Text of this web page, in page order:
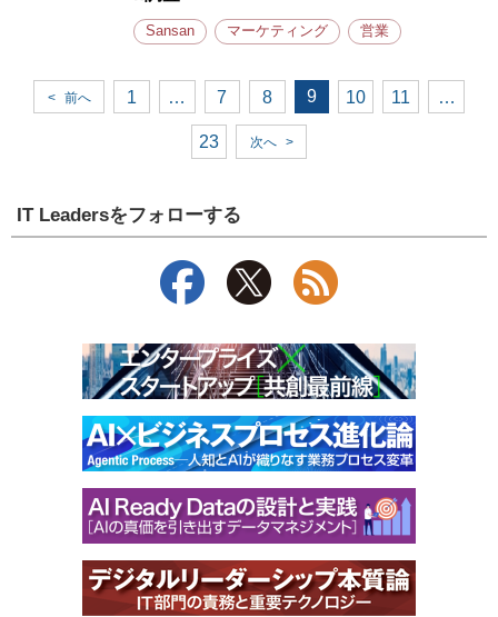
Sansan マーケティング 営業
< 前へ 1 … 7 8 9 10 11 …
23 次へ >
IT Leadersをフォローする